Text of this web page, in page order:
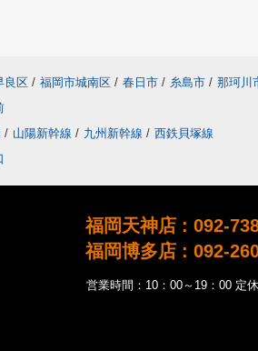
良区 / 福岡市城南区 / 春日市 / 糸島市 / 那珂川
/ 山陽新幹線 / 九州新幹線 / 西鉄貝塚線
福岡天神店 : 092-
福岡博多店 : 092-
営業時間：10：00～19：00 定